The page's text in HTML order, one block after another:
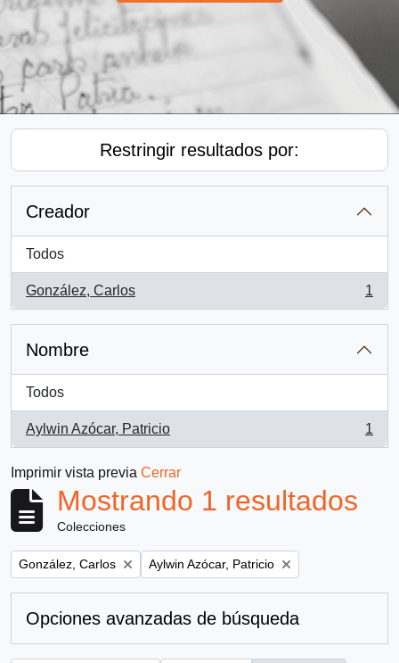
Restringir resultados por:
Creador
Todos
González, Carlos
, 1 resultados
1
Nombre
Todos
Aylwin Azócar, Patricio
, 1 resultados
1
Imprimir vista previa Cerrar
Mostrando 1 resultados
Colecciones
Remove filter:
González, Carlos Remove filter:
Aylwin Azócar, Patricio
Opciones avanzadas de búsqueda